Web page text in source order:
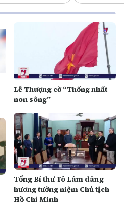
Lễ Thượng cờ “Thống nhất
non sông”
Tổng Bí thư Tô Lâm dâng
hương tưởng niệm Chủ tịch
Hồ Chí Minh